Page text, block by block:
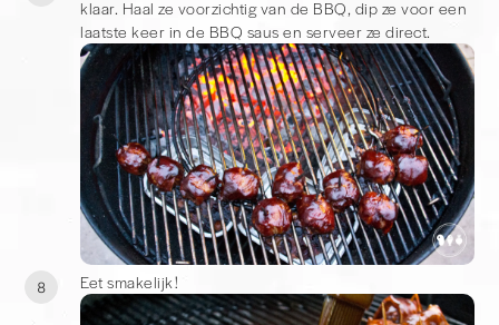
klaar. Haal ze voorzichtig van de BBQ, dip ze voor een
laatste keer in de BBQ saus en serveer ze direct.
8 Eet smakelijk!